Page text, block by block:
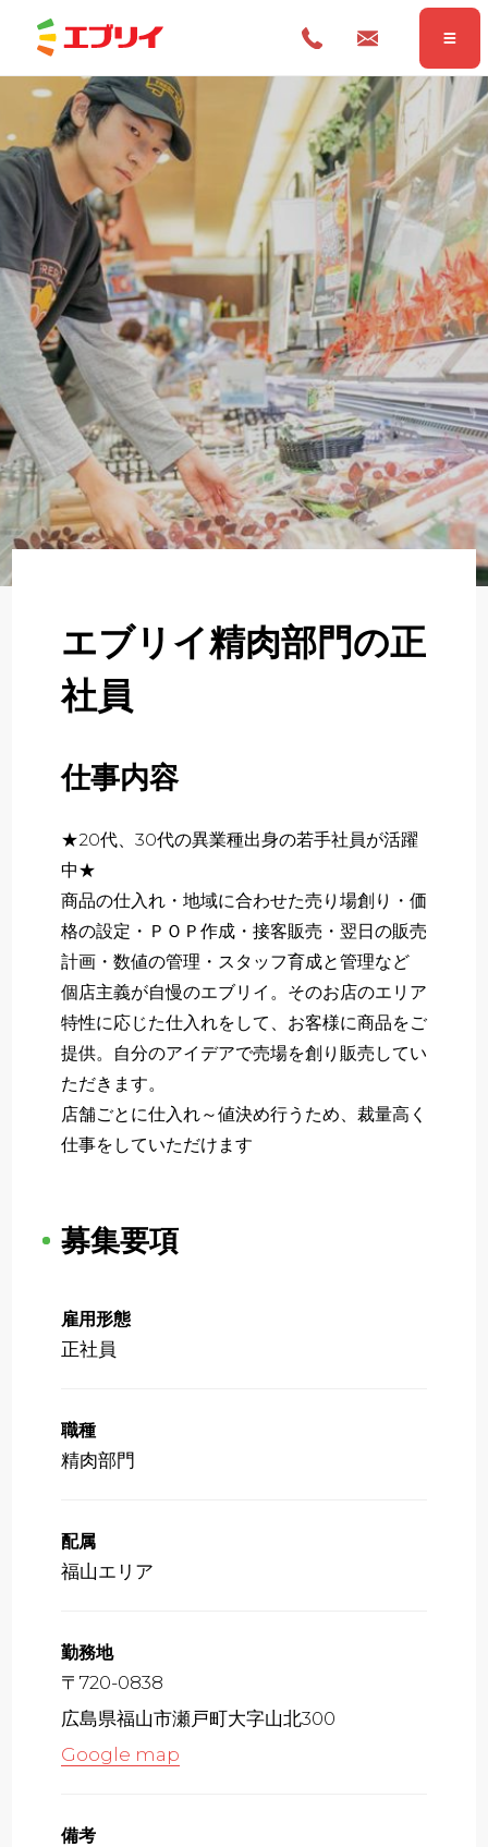
Home ホーム
News お知らせ
About 企業について
Partner
Newer
いますぐ応募する
エブリイ精肉部門の正
社員
仕事内容
★20代、30代の異業種出身の若手社員が活躍
中★
商品の仕入れ・地域に合わせた売り場創り・価
格の設定・ＰＯＰ作成・接客販売・翌日の販売
計画・数値の管理・スタッフ育成と管理など
個店主義が自慢のエブリイ。そのお店のエリア
特性に応じた仕入れをして、お客様に商品をご
提供。自分のアイデアで売場を創り販売してい
ただきます。
店舗ごとに仕入れ～値決め行うため、裁量高く
仕事をしていただけます
募集要項
雇用形態
正社員
職種
精肉部門
配属
福山エリア
勤務地
〒720-0838
広島県福山市瀬戸町大字山北300
Google map
備考